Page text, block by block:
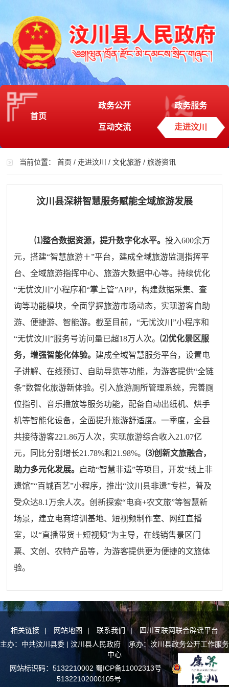
首页
政务公开 政务服务
互动交流 走进汶川
当前位置：首页 /走进汶川 /文化旅游 /旅游资讯
汶川县深耕智慧服务赋能全域旅游发展
⑴整合数据资源，提升数字化水平。投入600余万
元，搭建“智慧旅游＋”平台，建成全域旅游监测指挥平
台、全域旅游指挥中心、旅游大数据中心等。持续优化
“无忧汶川”小程序和“掌上管”APP，构建数据采集、查
询等功能模块，全面掌握旅游市场动态，实现游客自助
游、便捷游、智能游。截至目前，“无忧汶川”小程序和
“无忧汶川”服务号访问量已超18万人次。⑵优化景区服
务，增强智能化体验。 建成全域智慧服务平台，设置电
子讲解、在线预订、自助导览等功能，为游客提供“全链
条”数智化旅游新体验。引入旅游厕所管理系统，完善厕
位指引、音乐播放等服务功能，配备自动出纸机、烘手
机等智能化设备，全面提升旅游舒适度。一季度，全县
共接待游客221.86万人次，实现旅游综合收入21.07亿
元，同比分别增长21.78%和21.98%。⑶创新文旅融合，
助力多元化发展。 启动“智慧非遗”等项目，开发“线上非
遗馆”“百城百艺”小程序，推出“汶川县非遗”专栏，普及
受众达8.1万余人次。创新探索“电商+农文旅”等智慧新
场景，建立电商培训基地、短视频制作室、网红直播
室，以“直播带货＋短视频”为主导，在线销售景区门
票、文创、农特产品等，为游客提供更为便捷的文旅体
验。
相关链接 | 网站地图 | 联系我们 |
四川互联网联合辟谣平台
主办：中共汶川县委 | 汶川县人民政府 承办：汶川县政务公开工作服务
中心
网站标识码：5132210002 蜀ICP备11002313号
川公网安备
51322102000105号